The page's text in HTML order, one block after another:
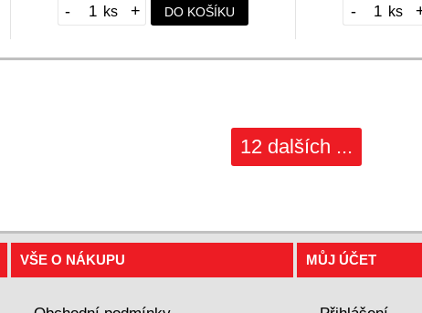
- + DO KOŠÍKU -
12 dalších ...
VŠE O NÁKUPU MŮJ ÚČET